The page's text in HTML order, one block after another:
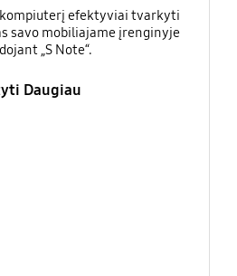
efektyviai tvarkyti
savo mobiliajame įrenginyje
„S Note“.
Daugiau